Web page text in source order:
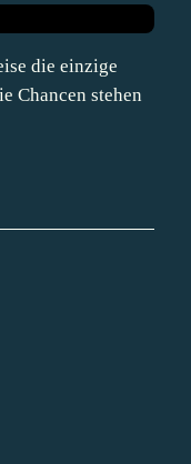
die einzige
Chancen stehen